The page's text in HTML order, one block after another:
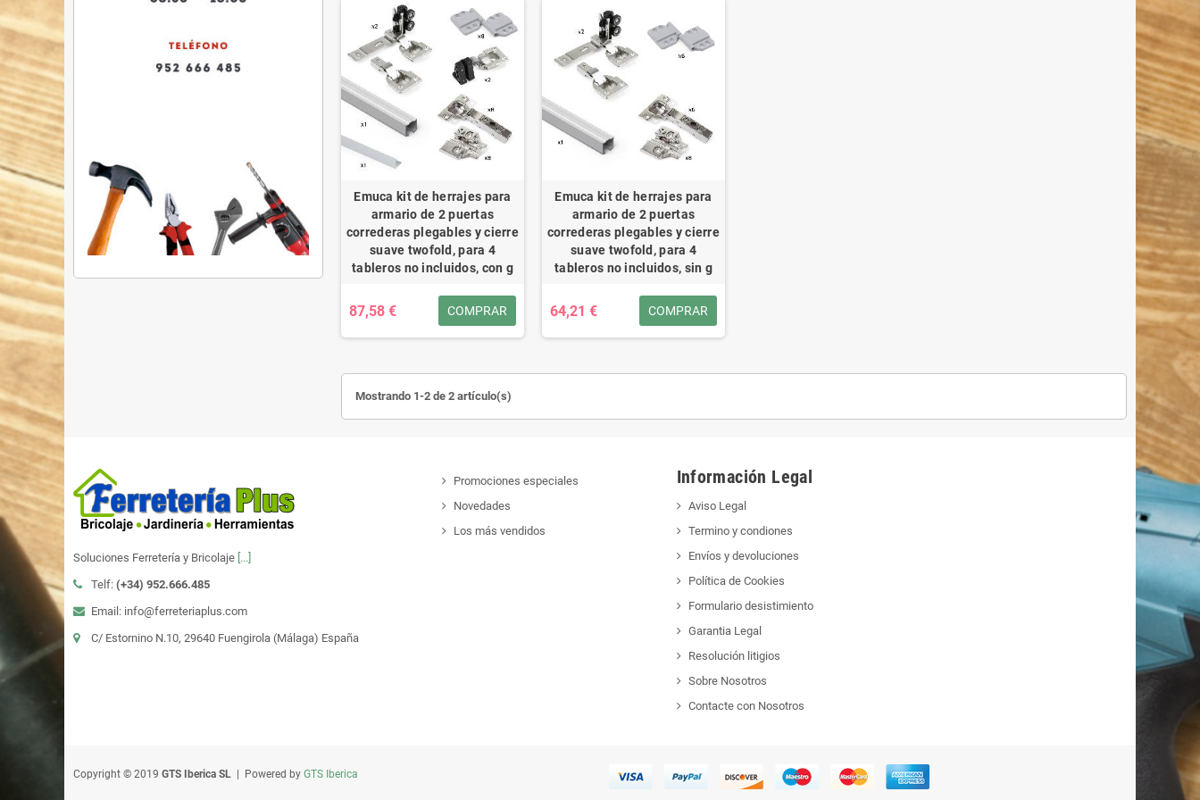
Emuca kit de herrajes para
armario de 2 puertas
correderas plegables y cierre
suave twofold, para 4
tableros no incluidos, con g
87,58 € COMPRAR
Emuca kit de herrajes para
armario de 2 puertas
correderas plegables y cierre
suave twofold, para 4
tableros no incluidos, sin g
64,21 € COMPRAR
Mostrando 1-2 de 2 artículo(s)
Soluciones Ferretería y Bricolaje [...]
Telf: (+34) 952.666.485
Email: info@ferreteriaplus.com
C/ Estornino N.10, 29640 Fuengirola (Málaga) España
Promociones especiales
Novedades
Los más vendidos
Información Legal
Aviso Legal
Termino y condiones
Envíos y devoluciones
Política de Cookies
Formulario desistimiento
Garantia Legal
Resolución litigios
Sobre Nosotros
Contacte con Nosotros
Copyright © 2019 GTS Iberica SL | Powered by GTS Iberica